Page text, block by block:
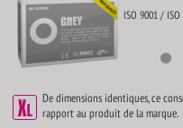
ISO 9001 / ISO
De dimensions identiques, ce
rapport au produit de la marque.